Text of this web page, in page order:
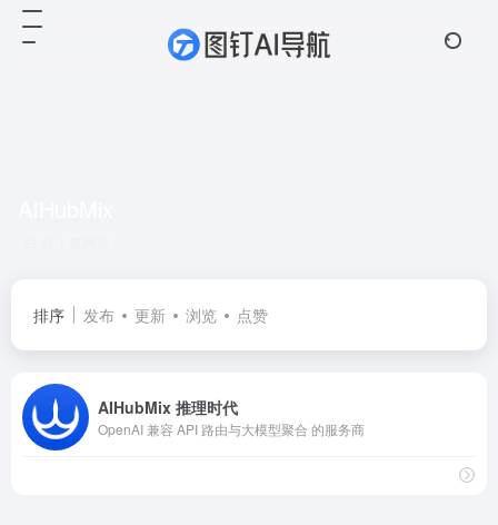
排序 发布 更新 浏览 点赞
AIHubMix 推理时代
OpenAI 兼容 API 路由与大模型聚合 的服务商